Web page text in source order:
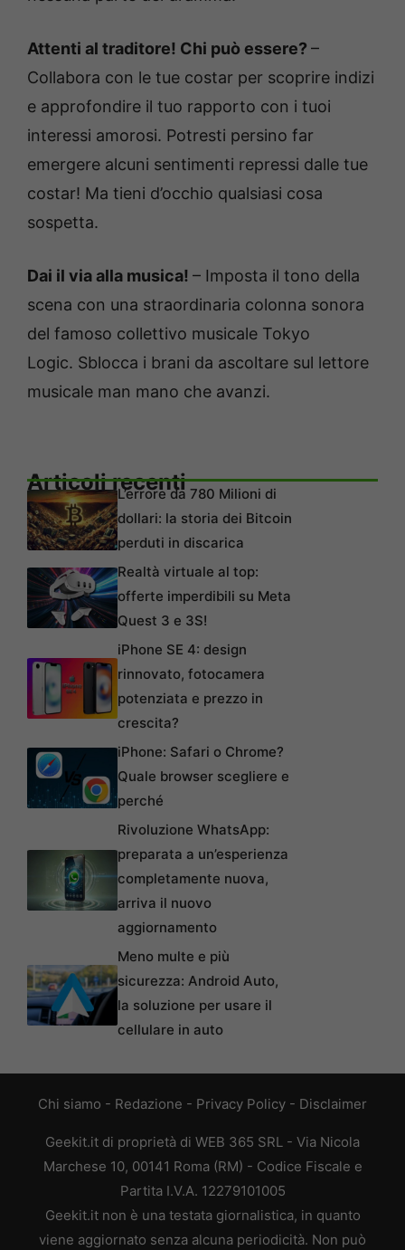
Attenti al traditore! Chi può essere? –
Collabora con le tue costar per scoprire indizi
e approfondire il tuo rapporto con i tuoi
interessi amorosi. Potresti persino far
emergere alcuni sentimenti repressi dalle tue
costar! Ma tieni d’occhio qualsiasi cosa
sospetta.
Dai il via alla musica! – Imposta il tono della
scena con una straordinaria colonna sonora
del famoso collettivo musicale Tokyo
Logic. Sblocca i brani da ascoltare sul lettore
musicale man mano che avanzi.
Articoli recentiL’errore da 780 Milioni di
dollari: la storia dei Bitcoin
perduti in discarica
Realtà virtuale al top:
offerte imperdibili su Meta
Quest 3 e 3S!
iPhone SE 4: design
rinnovato, fotocamera
potenziata e prezzo in
crescita?
iPhone: Safari o Chrome?
Quale browser scegliere e
perché
Rivoluzione WhatsApp:
preparata a un’esperienza
completamente nuova,
arriva il nuovo
aggiornamento
Meno multe e più
sicurezza: Android Auto,
la soluzione per usare il
cellulare in auto
Chi siamo - Redazione - Privacy Policy - Disclaimer
Geekit.it di proprietà di WEB 365 SRL - Via Nicola
Marchese 10, 00141 Roma (RM) - Codice Fiscale e
Partita I.V.A. 12279101005
Geekit.it non è una testata giornalistica, in quanto
viene aggiornato senza alcuna periodicità. Non può